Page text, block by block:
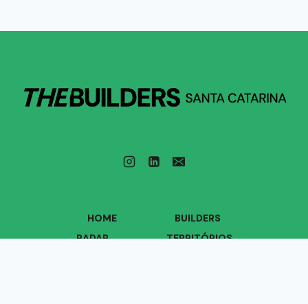
HOME
BUILDERS
RADAR
TERRITÓRIOS